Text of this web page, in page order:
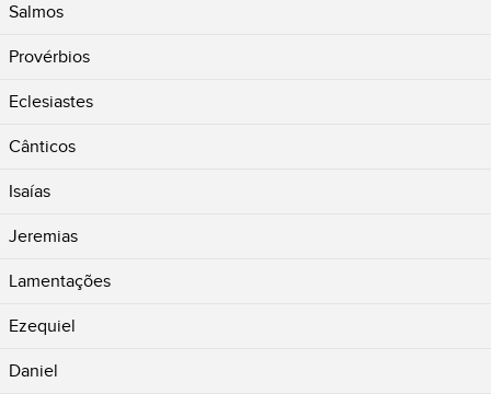
Salmos
Provérbios
Eclesiastes
Cânticos
Isaías
Jeremias
Lamentações
Ezequiel
Daniel